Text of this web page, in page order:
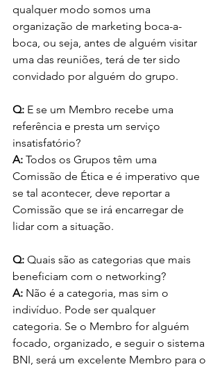
qualquer modo somos uma
organização de marketing boca-a-
boca, ou seja, antes de alguém visitar
uma das reuniões, terá de ter sido
convidado por alguém do grupo.
Q: E se um Membro recebe uma
referência e presta um serviço
insatisfatório?
A: Todos os Grupos têm uma
Comissão de Ética e é imperativo que
se tal acontecer, deve reportar a
Comissão que se irá encarregar de
lidar com a situação.
Q: Quais são as categorias que mais
beneficiam com o networking?
A: Não é a categoria, mas sim o
indivíduo. Pode ser qualquer
categoria. Se o Membro for alguém
focado, organizado, e seguir o sistema
BNI, será um excelente Membro para o